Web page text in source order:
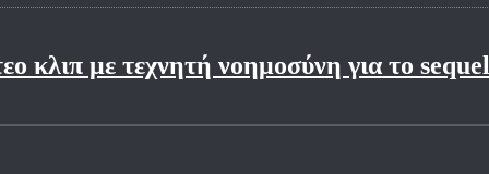
κλιπ με τεχνητή νοημοσύνη για το sequel